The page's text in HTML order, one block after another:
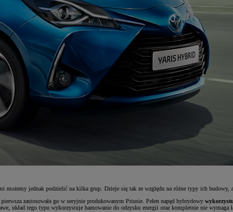
jednak podzielić na kilka grup. Dzieje się tak ze względu na różne typy ich budowy, a
zastosowała go w seryjnie produkowanym Priusie. Pełen napęd hybrydowy
układ tego typu wykorzystuje hamowanie do odzysku energii oraz kompletnie nie wymaga